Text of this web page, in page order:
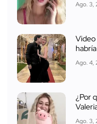
Ago. 3,
Video
Ago. 4,
¿Por
Ago. 3,